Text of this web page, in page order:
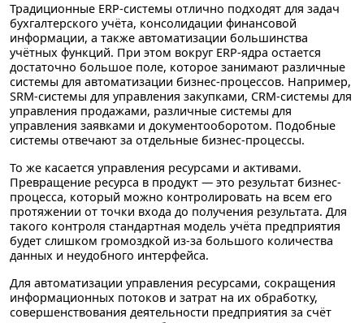
Традиционные ERP-системы отлично подходят для задач
бухгалтерского учёта, консолидации финансовой
информации, а также автоматизации большинства
учётных функций. При этом вокруг ERP-ядра остается
достаточно большое поле, которое занимают различные
системы для автоматизации бизнес-процессов. Например,
SRM-системы для управления закупками, CRM-системы для
управления продажами, различные системы для
управления заявками и документооборотом. Подобные
системы отвечают за отдельные бизнес-процессы.
То же касается управления ресурсами и активами.
Превращение ресурса в продукт — это результат бизнес-
процесса, который можно контролировать на всем его
протяжении от точки входа до получения результата. Для
такого контроля стандартная модель учёта предприятия
будет слишком громоздкой из-за большого количества
данных и неудобного интерфейса.
Для автоматизации управления ресурсами, сокращения
информационных потоков и затрат на их обработку,
совершенствования деятельности предприятия за счёт